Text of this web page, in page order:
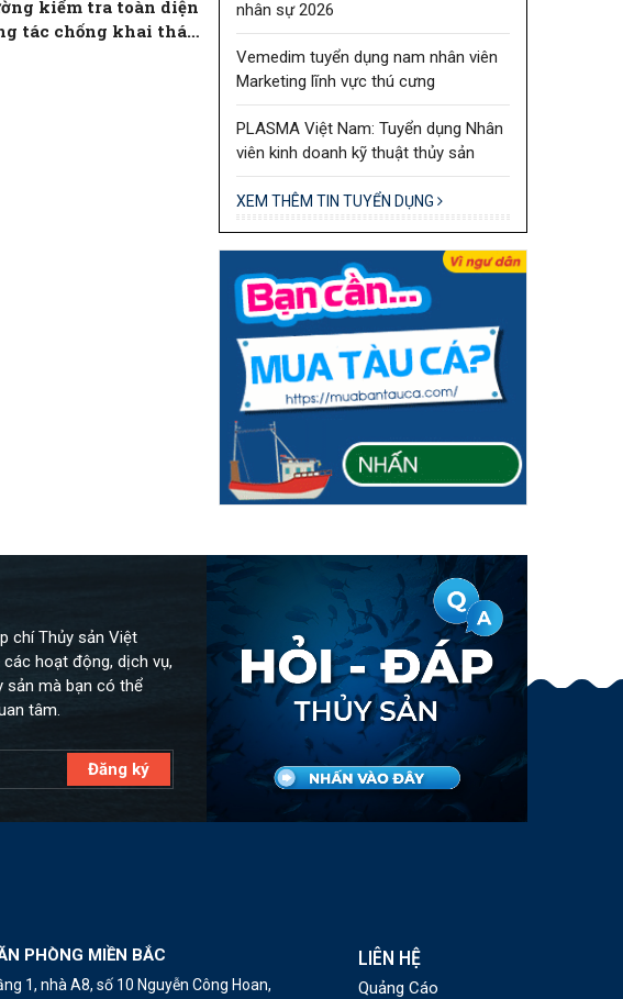
kiểm tra toàn diện
tác chống khai thác
nhân sự 2026
Vemedim tuyển dụng nam nhân viên
Marketing lĩnh vực thú cưng
PLASMA Việt Nam: Tuyển dụng Nhân
viên kinh doanh kỹ thuật thủy sản
XEM THÊM TIN TUYỂN DỤNG
chí Thủy sản Việt
hoạt động, dịch vụ,
sản mà bạn có thể
tâm.
PHÒNG MIỀN BẮC
1, nhà A8, số 10 Nguyễn Công Hoan,
LIÊN HỆ
Quảng Cáo